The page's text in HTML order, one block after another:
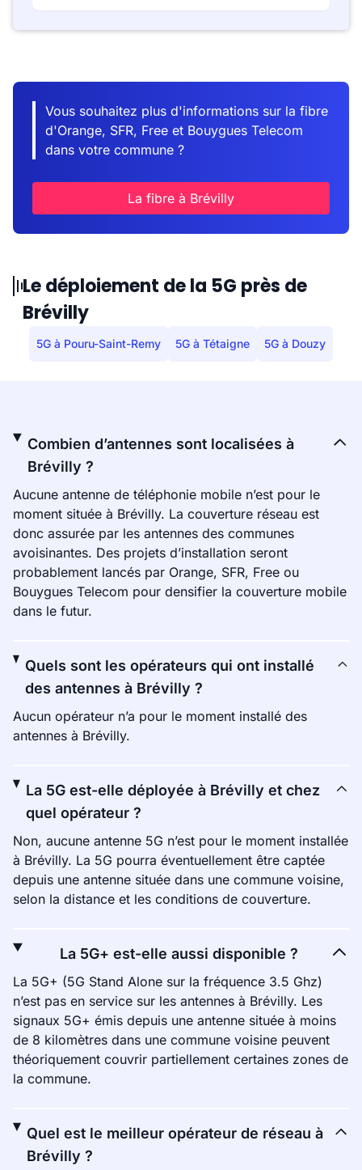
Vous souhaitez plus d'informations sur la fibre
d'Orange, SFR, Free et Bouygues Telecom
dans votre commune ?
La fibre à Brévilly
Le déploiement de la 5G près de
Brévilly
5G à Pouru-Saint-Remy 5G à Tétaigne 5G à Douzy
Combien d’antennes sont localisées à
Brévilly ?
Aucune antenne de téléphonie mobile n’est pour le
moment située à Brévilly. La couverture réseau est
donc assurée par les antennes des communes
avoisinantes. Des projets d’installation seront
probablement lancés par Orange, SFR, Free ou
Bouygues Telecom pour densifier la couverture mobile
dans le futur.
Quels sont les opérateurs qui ont installé
des antennes à Brévilly ?
Aucun opérateur n’a pour le moment installé des
antennes à Brévilly.
La 5G est-elle déployée à Brévilly et chez
quel opérateur ?
Non, aucune antenne 5G n’est pour le moment installée
à Brévilly. La 5G pourra éventuellement être captée
depuis une antenne située dans une commune voisine,
selon la distance et les conditions de couverture.
La 5G+ est-elle aussi disponible ?
La 5G+ (5G Stand Alone sur la fréquence 3.5 Ghz)
n’est pas en service sur les antennes à Brévilly. Les
signaux 5G+ émis depuis une antenne située à moins
de 8 kilomètres dans une commune voisine peuvent
théoriquement couvrir partiellement certaines zones de
la commune.
Quel est le meilleur opérateur de réseau à
Brévilly ?